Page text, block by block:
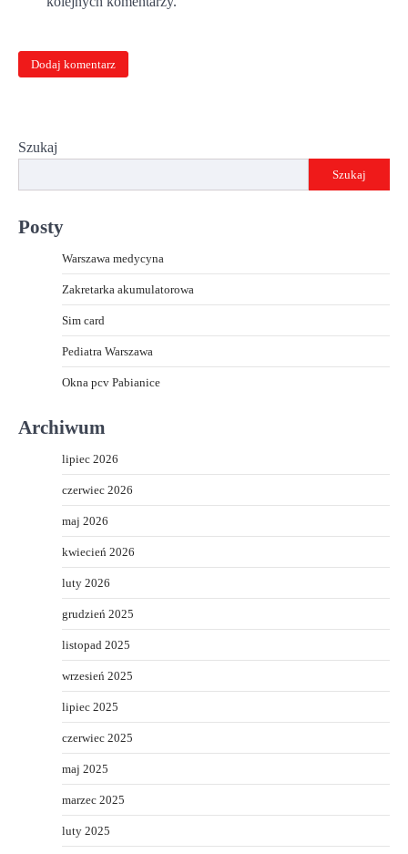
Szukaj
Szukaj
Posty
Warszawa medycyna
Zakretarka akumulatorowa
Sim card
Pediatra Warszawa
Okna pcv Pabianice
Archiwum
lipiec 2026
czerwiec 2026
maj 2026
kwiecień 2026
luty 2026
grudzień 2025
listopad 2025
wrzesień 2025
lipiec 2025
czerwiec 2025
maj 2025
marzec 2025
luty 2025